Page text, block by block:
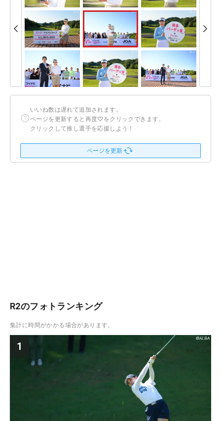
いいね数は遅れて追加されます。
ページを更新すると再度♡をクリックできます。
クリックして推し選手を応援しよう！
ページを更新
R2のフォトランキング
集計に時間がかかる場合があります。
1